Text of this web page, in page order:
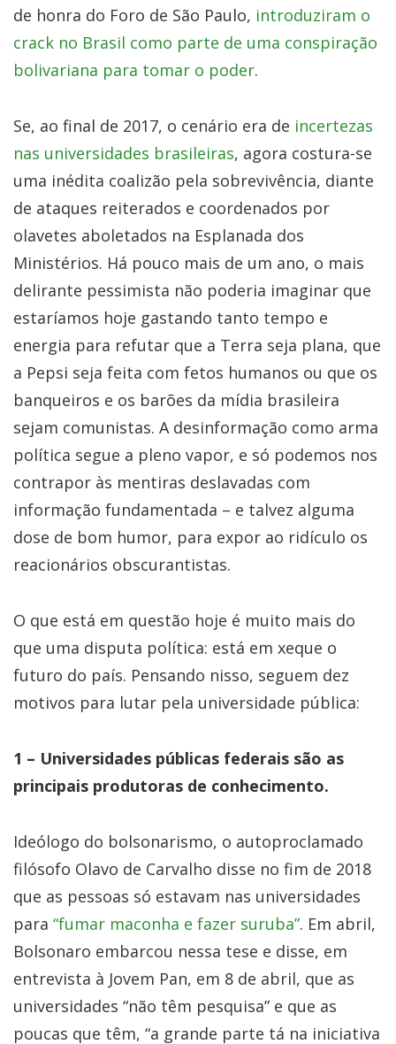
de honra do Foro de São Paulo, introduziram o
crack no Brasil como parte de uma conspiração
bolivariana para tomar o poder.
Se, ao final de 2017, o cenário era de incertezas
nas universidades brasileiras, agora costura-se
uma inédita coalizão pela sobrevivência, diante
de ataques reiterados e coordenados por
olavetes aboletados na Esplanada dos
Ministérios. Há pouco mais de um ano, o mais
delirante pessimista não poderia imaginar que
estaríamos hoje gastando tanto tempo e
energia para refutar que a Terra seja plana, que
a Pepsi seja feita com fetos humanos ou que os
banqueiros e os barões da mídia brasileira
sejam comunistas. A desinformação como arma
política segue a pleno vapor, e só podemos nos
contrapor às mentiras deslavadas com
informação fundamentada – e talvez alguma
dose de bom humor, para expor ao ridículo os
reacionários obscurantistas.
O que está em questão hoje é muito mais do
que uma disputa política: está em xeque o
futuro do país. Pensando nisso, seguem dez
motivos para lutar pela universidade pública:
1 – Universidades públicas federais são as
principais produtoras de conhecimento.
Ideólogo do bolsonarismo, o autoproclamado
filósofo Olavo de Carvalho disse no fim de 2018
que as pessoas só estavam nas universidades
para “fumar maconha e fazer suruba”. Em abril,
Bolsonaro embarcou nessa tese e disse, em
entrevista à Jovem Pan, em 8 de abril, que as
universidades “não têm pesquisa” e que as
poucas que têm, “a grande parte tá na iniciativa